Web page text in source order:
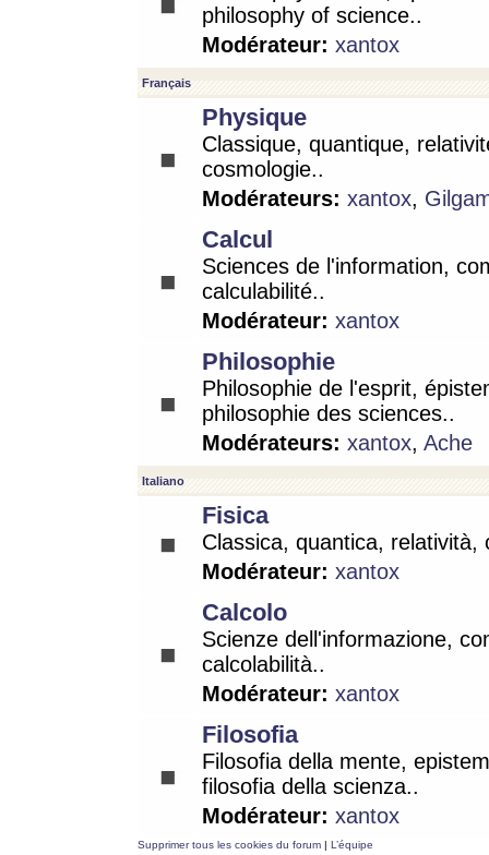
philosophy of science..
Modérateur: xantox
Français
Physique
Classique, quantique,
cosmologie..
Modérateurs: xantox,
Calcul
Sciences de l'information,
calculabilité..
Modérateur: xantox
Philosophie
Philosophie de l'esprit,
philosophie des sciences..
Modérateurs: xantox, Ache
Italiano
Fisica
Classica, quantica, relatività,
Modérateur: xantox
Calcolo
Scienze dell'informazione,
calcolabilità..
Modérateur: xantox
Filosofia
Filosofia della mente,
filosofia della scienza..
Modérateur: xantox
Supprimer tous les cookies du forum | L’équipe